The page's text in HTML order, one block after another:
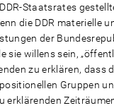
Staatsrates
die DDR materielle
der
sie willens sein,
zu erklären, dass
Gruppen
erklärenden